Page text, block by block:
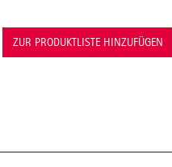
ZUR PRODUKTLISTE HINZUFÜGEN